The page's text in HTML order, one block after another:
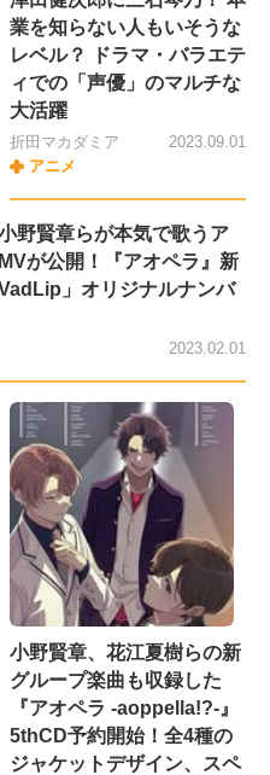
業を知らない人もいそうな
レベル？ ドラマ・バラエテ
ィでの「声優」のマルチな
大活躍
折田マカダミア
アニメ
2023.09.01
野賢章らが本気で歌うア
が公開！『アオペラ』新
」オリジナルナンバ
2023.02.01
小野賢章、花江夏樹らの新
グループ楽曲も収録した
『アオペラ -aoppella!?-』
5thCD予約開始！全4種の
ジャケットデザイン、スペ